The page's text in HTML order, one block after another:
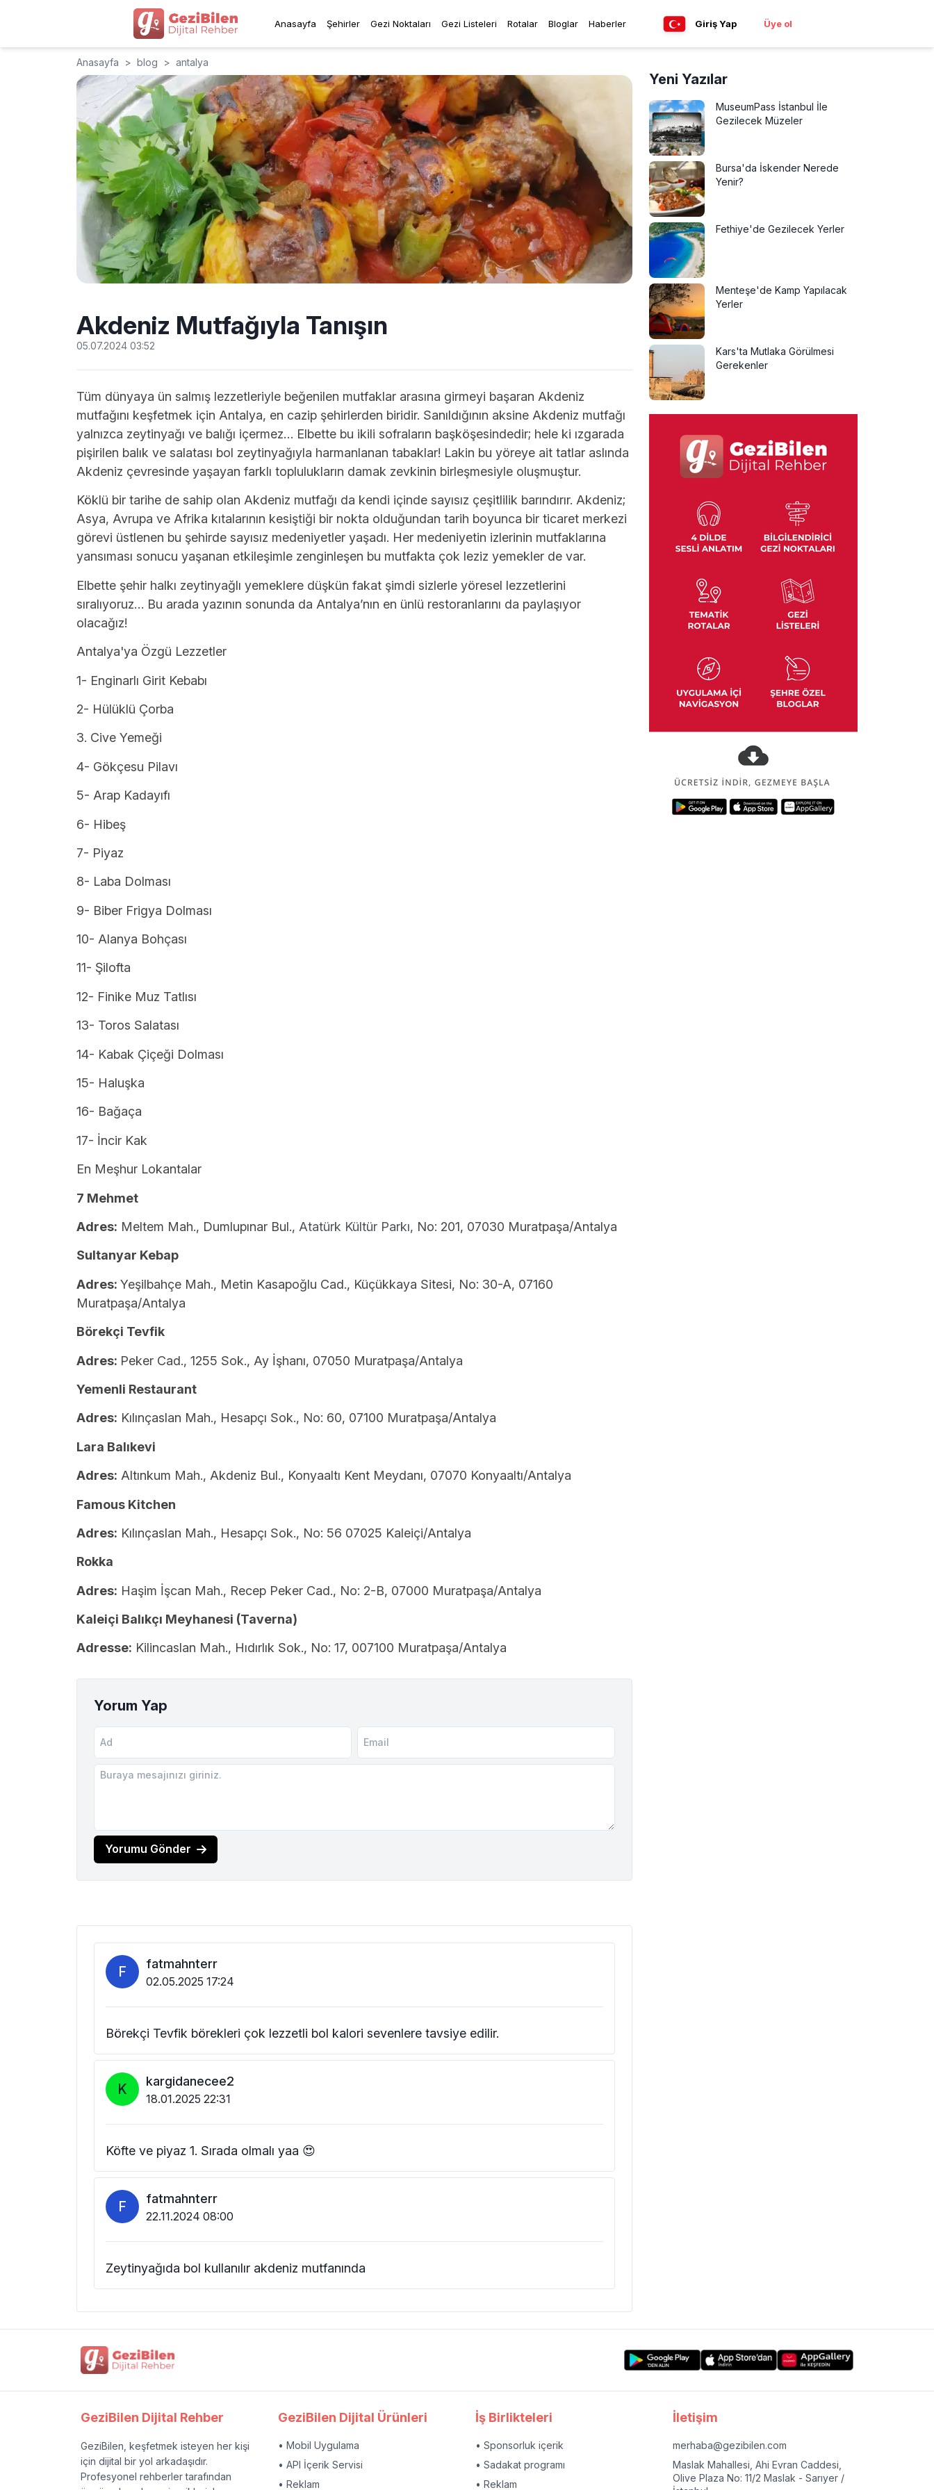
Anasayfa Şehirler Gezi Noktaları Gezi Listeleri Rotalar Bloglar Haberler Giriş Yap Üye ol
Anasayfa > blog > antalya
Akdeniz Mutfağıyla Tanışın
05.07.2024 03:52
Tüm dünyaya ün salmış lezzetleriyle beğenilen mutfaklar arasına girmeyi başaran Akdeniz
mutfağını keşfetmek için Antalya, en cazip şehirlerden biridir. Sanıldığının aksine Akdeniz mutfağı
yalnızca zeytinyağı ve balığı içermez… Elbette bu ikili sofraların başköşesindedir; hele ki ızgarada
pişirilen balık ve salatası bol zeytinyağıyla harmanlanan tabaklar! Lakin bu yöreye ait tatlar aslında
Akdeniz çevresinde yaşayan farklı toplulukların damak zevkinin birleşmesiyle oluşmuştur.
Köklü bir tarihe de sahip olan Akdeniz mutfağı da kendi içinde sayısız çeşitlilik barındırır. Akdeniz;
Asya, Avrupa ve Afrika kıtalarının kesiştiği bir nokta olduğundan tarih boyunca bir ticaret merkezi
görevi üstlenen bu şehirde sayısız medeniyetler yaşadı. Her medeniyetin izlerinin mutfaklarına
yansıması sonucu yaşanan etkileşimle zenginleşen bu mutfakta çok leziz yemekler de var.
Elbette şehir halkı zeytinyağlı yemeklere düşkün fakat şimdi sizlerle yöresel lezzetlerini
sıralıyoruz… Bu arada yazının sonunda da Antalya’nın en ünlü restoranlarını da paylaşıyor
olacağız!
Antalya'ya Özgü Lezzetler
1- Enginarlı Girit Kebabı
2- Hülüklü Çorba
3. Cive Yemeği
4- Gökçesu Pilavı
5- Arap Kadayıfı
6- Hibeş
7- Piyaz
8- Laba Dolması
9- Biber Frigya Dolması
10- Alanya Bohçası
11- Şilofta
12- Finike Muz Tatlısı
13- Toros Salatası
14- Kabak Çiçeği Dolması
15- Haluşka
16- Bağaça
17- İncir Kak
En Meşhur Lokantalar
7 Mehmet
Adres: Meltem Mah., Dumlupınar Bul., Atatürk Kültür Parkı, No: 201, 07030 Muratpaşa/Antalya
Sultanyar Kebap
Adres: Yeşilbahçe Mah., Metin Kasapoğlu Cad., Küçükkaya Sitesi, No: 30-A, 07160
Muratpaşa/Antalya
Börekçi Tevfik
Adres: Peker Cad., 1255 Sok., Ay İşhanı, 07050 Muratpaşa/Antalya
Yemenli Restaurant
Adres: Kılınçaslan Mah., Hesapçı Sok., No: 60, 07100 Muratpaşa/Antalya
Lara Balıkevi
Adres: Altınkum Mah., Akdeniz Bul., Konyaaltı Kent Meydanı, 07070 Konyaaltı/Antalya
Famous Kitchen
Adres: Kılınçaslan Mah., Hesapçı Sok., No: 56 07025 Kaleiçi/Antalya
Rokka
Adres: Haşim İşcan Mah., Recep Peker Cad., No: 2-B, 07000 Muratpaşa/Antalya
Kaleiçi Balıkçı Meyhanesi (Taverna)
Adresse: Kilincaslan Mah., Hıdırlık Sok., No: 17, 007100 Muratpaşa/Antalya
Yorum Yap
Yorumu Gönder
F fatmahnterr
02.05.2025 17:24
Börekçi Tevfik börekleri çok lezzetli bol kalori sevenlere tavsiye edilir.
K kargidanecee2
18.01.2025 22:31
Köfte ve piyaz 1. Sırada olmalı yaa 😍
F fatmahnterr
22.11.2024 08:00
Zeytinyağıda bol kullanılır akdeniz mutfanında
Yeni Yazılar
MuseumPass İstanbul İle
Gezilecek Müzeler
Bursa'da İskender Nerede
Yenir?
Fethiye'de Gezilecek Yerler
Menteşe'de Kamp Yapılacak
Yerler
Kars'ta Mutlaka Görülmesi
Gerekenler
GeziBilen Dijital Rehber
GeziBilen, keşfetmek isteyen her kişi
için dijital bir yol arkadaşıdır.
Profesyonel rehberler tarafından
GeziBilen Dijital Ürünleri
• Mobil Uygulama
• API İçerik Servisi
• Reklam
İş Birlikteleri
• Sponsorluk içerik
• Sadakat programı
• Reklam
İletişim
merhaba@gezibilen.com
Maslak Mahallesi, Ahi Evran Caddesi,
Olive Plaza No: 11/2 Maslak - Sarıyer /